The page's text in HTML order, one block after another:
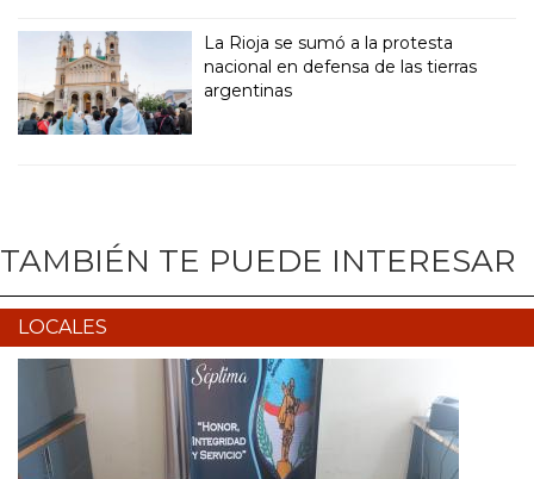
La Rioja se sumó a la protesta
nacional en defensa de las tierras
argentinas
TAMBIÉN TE PUEDE INTERESAR
LOCALES